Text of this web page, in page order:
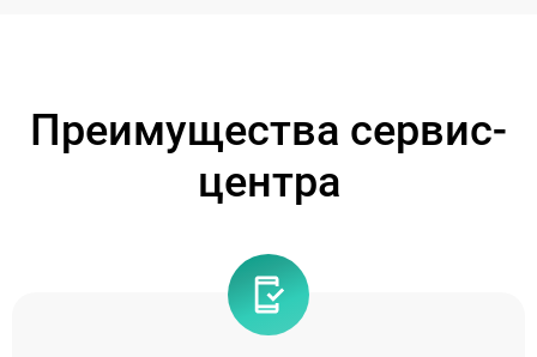
Преимущества сервис-
центра